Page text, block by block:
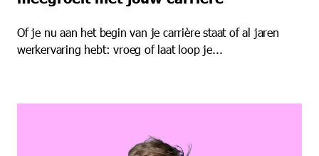
Of je nu aan het begin van je carrière staat of al jaren
werkervaring hebt: vroeg of laat loop je...